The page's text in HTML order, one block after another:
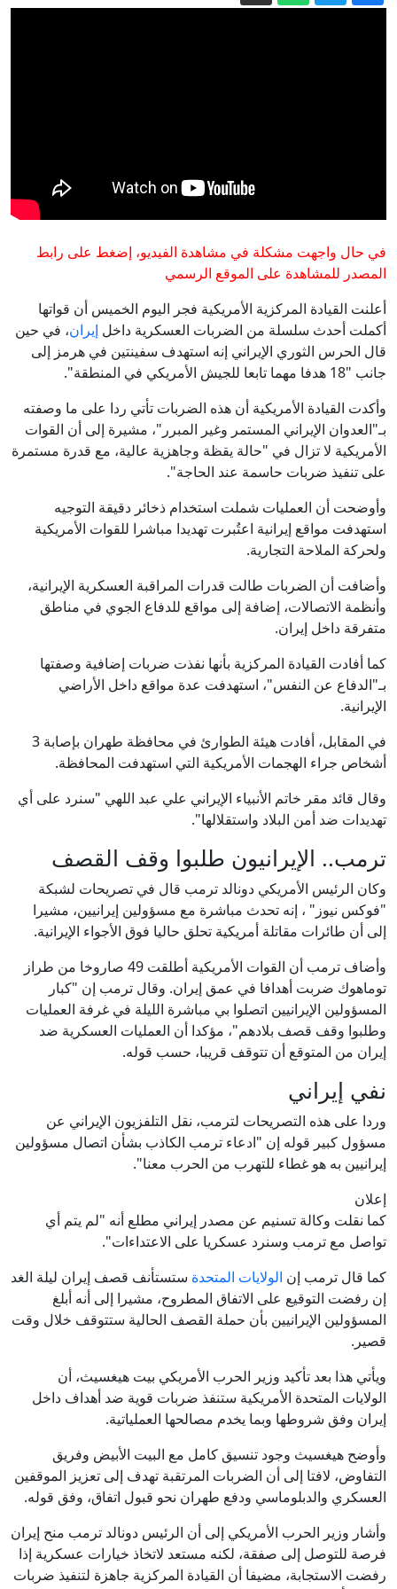
أمريكا سلوكها" لفتح مضيق هرمز
إيران مباشر.. عراقجي يتحدث عن تبادل
رسائل مع واشنطن ويؤكد على شروط
طهران لفتح هرمز
تصعيد متواصل بالضفة.. الجيش الإسرائيلي
يقتحم منازل ويقتل أغناماً
في حال واجهت مشكلة في مشاهدة الفيديو، إضغط على رابط
المصدر للمشاهدة على الموقع الرسمي
أعلنت القيادة المركزية الأمريكية فجر اليوم الخميس أن قواتها
أكملت أحدث سلسلة من الضربات العسكرية داخل إيران، في حين
قال الحرس الثوري الإيراني إنه استهدف سفينتين في هرمز إلى
جانب "18 هدفا مهما تابعا للجيش الأمريكي في المنطقة".
وأكدت القيادة الأمريكية أن هذه الضربات تأتي ردا على ما وصفته
بـ"العدوان الإيراني المستمر وغير المبرر"، مشيرة إلى أن القوات
الأمريكية لا تزال في "حالة يقظة وجاهزية عالية، مع قدرة مستمرة
على تنفيذ ضربات حاسمة عند الحاجة".
وأوضحت أن العمليات شملت استخدام ذخائر دقيقة التوجيه
استهدفت مواقع إيرانية اعتُبرت تهديدا مباشرا للقوات الأمريكية
ولحركة الملاحة التجارية.
وأضافت أن الضربات طالت قدرات المراقبة العسكرية الإيرانية،
وأنظمة الاتصالات، إضافة إلى مواقع للدفاع الجوي في مناطق
متفرقة داخل إيران.
كما أفادت القيادة المركزية بأنها نفذت ضربات إضافية وصفتها
بـ"الدفاع عن النفس"، استهدفت عدة مواقع داخل الأراضي
الإيرانية.
في المقابل، أفادت هيئة الطوارئ في محافظة طهران بإصابة 3
أشخاص جراء الهجمات الأمريكية التي استهدفت المحافظة.
وقال قائد مقر خاتم الأنبياء الإيراني علي عبد اللهي "سنرد على أي
تهديدات ضد أمن البلاد واستقلالها".
ترمب.. الإيرانيون طلبوا وقف القصف
وكان الرئيس الأمريكي دونالد ترمب قال في تصريحات لشبكة
"فوكس نيوز" ، إنه تحدث مباشرة مع مسؤولين إيرانيين، مشيرا
إلى أن طائرات مقاتلة أمريكية تحلق حاليا فوق الأجواء الإيرانية.
وأضاف ترمب أن القوات الأمريكية أطلقت 49 صاروخا من طراز
توماهوك ضربت أهدافا في عمق إيران. وقال ترمب إن "كبار
المسؤولين الإيرانيين اتصلوا بي مباشرة الليلة في غرفة العمليات
وطلبوا وقف قصف بلادهم"، مؤكدا أن العمليات العسكرية ضد
إيران من المتوقع أن تتوقف قريبا، حسب قوله.
نفي إيراني
وردا على هذه التصريحات لترمب، نقل التلفزيون الإيراني عن
مسؤول كبير قوله إن "ادعاء ترمب الكاذب بشأن اتصال مسؤولين
إيرانيين به هو غطاء للتهرب من الحرب معنا".
إعلان
كما نقلت وكالة تسنيم عن مصدر إيراني مطلع أنه "لم يتم أي
تواصل مع ترمب وسنرد عسكريا على الاعتداءات".
كما قال ترمب إن الولايات المتحدة ستستأنف قصف إيران ليلة الغد
إن رفضت التوقيع على الاتفاق المطروح، مشيرا إلى أنه أبلغ
المسؤولين الإيرانيين بأن حملة القصف الحالية ستتوقف خلال وقت
قصير.
ويأتي هذا بعد تأكيد وزير الحرب الأمريكي بيت هيغسيث، أن
الولايات المتحدة الأمريكية ستنفذ ضربات قوية ضد أهداف داخل
إيران وفق شروطها وبما يخدم مصالحها العملياتية.
وأوضح هيغسيث وجود تنسيق كامل مع البيت الأبيض وفريق
التفاوض، لافتا إلى أن الضربات المرتقبة تهدف إلى تعزيز الموقفين
العسكري والدبلوماسي ودفع طهران نحو قبول اتفاق، وفق قوله.
وأشار وزير الحرب الأمريكي إلى أن الرئيس دونالد ترمب منح إيران
فرصة للتوصل إلى صفقة، لكنه مستعد لاتخاذ خيارات عسكرية إذا
رفضت الاستجابة، مضيفا أن القيادة المركزية جاهزة لتنفيذ ضربات